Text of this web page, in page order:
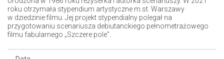
roku otrzymała stypendium artystyczne m.st. Warszawy
w dziedzinie filmu. Jej projekt stypendialny polegał na
przygotowaniu scenariusza debiutanckiego pełnometrażowego
filmu fabularnego „Szczere pole”.